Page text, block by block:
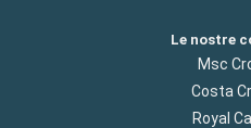
Le nostre
Msc
Costa
Royal